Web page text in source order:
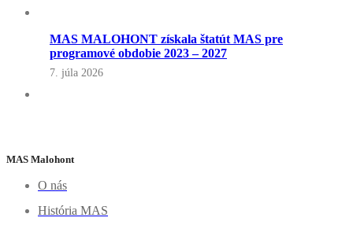
MAS MALOHONT získala štatút MAS pre
programové obdobie 2023 – 2027
7. júla 2026
MAS Malohont
O nás
História MAS